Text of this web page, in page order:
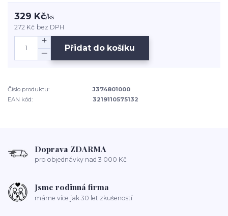
329 Kč/ks
272 Kč bez DPH
Přidat do košíku
Číslo produktu:
J374801000
EAN kód:
3219110575132
Doprava ZDARMA
pro objednávky nad 3 000 Kč
Jsme rodinná firma
máme více jak 30 let zkušeností